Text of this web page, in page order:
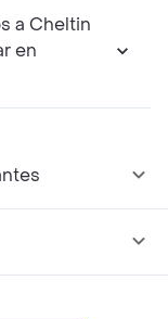
a Cheltin
en